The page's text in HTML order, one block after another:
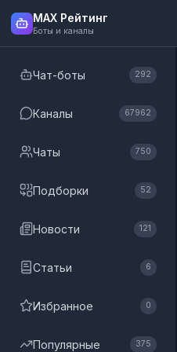
MAX Рейтинг
Боты и каналы
Чат-боты 292
Каналы 67962
Чаты 750
Подборки 52
Новости 121
Статьи 6
Избранное 0
Популярные 375